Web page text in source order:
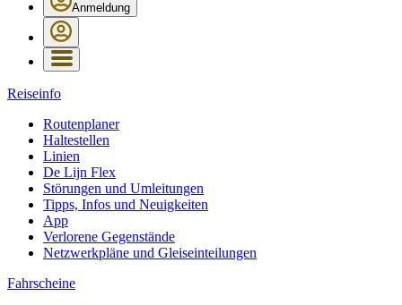
Anmeldung
Reiseinfo
Routenplaner
Haltestellen
Linien
De Lijn Flex
Störungen und Umleitungen
Tipps, Infos und Neuigkeiten
App
Verlorene Gegenstände
Netzwerkpläne und Gleiseinteilungen
Fahrscheine